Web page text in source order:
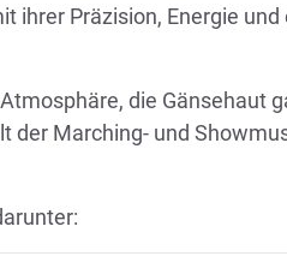
ihrer Präzision, Energie
die Gänsehaut
der Marching- und